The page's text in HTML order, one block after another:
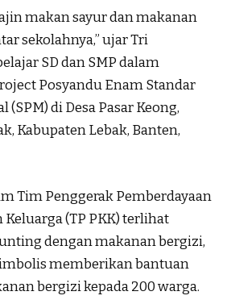
makan sayur dan makanan
sekolahnya,” ujar Tri
SD dan SMP dalam
Posyandu Enam Standar
di Desa Pasar Keong,
Kabupaten Lebak, Banten,
Tim Penggerak Pemberdayaan
Keluarga (TP PKK) terlihat
dengan makanan bergizi,
memberikan bantuan
bergizi kepada 200 warga.